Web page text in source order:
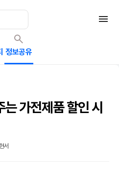
정보공유
가전제품 할인 시
서